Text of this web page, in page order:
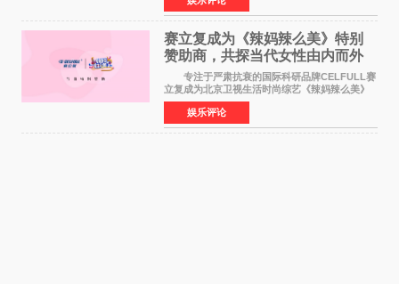
矢志不渝的初心
赛立复成为《辣妈辣么美》特别
赞助商，共探当代女性由内而外
活力美
专注于严肃抗衰的国际科研品牌CELFULL赛
立复成为北京卫视生活时尚综艺《辣妈辣么美》
的特别赞助商,明星辣妈袁咏仪倾情参与，向广大
都市女性传递健康生活新主张，寄语当代女性在
家庭与自我之间
娱乐评论